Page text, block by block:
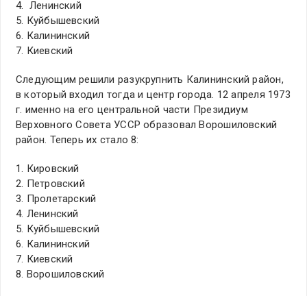
4. Ленинский
5. Куйбышевский
6. Калининский
7. Киевский
Следующим решили разукрупнить Калининский район,
в который входил тогда и центр города. 12 апреля 1973
г. именно на его центральной части Президиум
Верховного Совета УССР образовал Ворошиловский
район. Теперь их стало 8:
1. Кировский
2. Петровский
3. Пролетарский
4. Ленинский
5. Куйбышевский
6. Калининский
7. Киевский
8. Ворошиловский